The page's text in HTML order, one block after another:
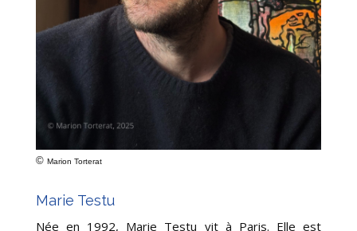
© Marion Torterat
Marie Testu
Née en 1992, Marie Testu vit à Paris. Elle est